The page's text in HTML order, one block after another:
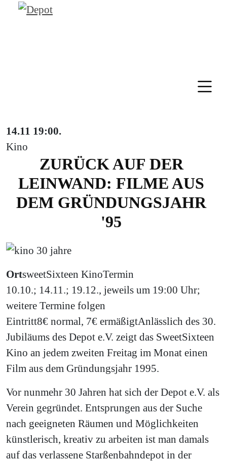
14.11 19:00.
Kino
ZURÜCK AUF DER
LEINWAND: FILME AUS
DEM GRÜNDUNGSJAHR
'95
OrtsweetSixteen KinoTermin
10.10.; 14.11.; 19.12., jeweils um 19:00 Uhr;
weitere Termine folgen
Eintritt8€ normal, 7€ ermäßigtAnlässlich des 30.
Jubiläums des Depot e.V. zeigt das SweetSixteen
Kino an jedem zweiten Freitag im Monat einen
Film aus dem Gründungsjahr 1995.
Vor nunmehr 30 Jahren hat sich der Depot e.V. als
Verein gegründet. Entsprungen aus der Suche
nach geeigneten Räumen und Möglichkeiten
künstlerisch, kreativ zu arbeiten ist man damals
auf das verlassene Starßenbahndepot in der